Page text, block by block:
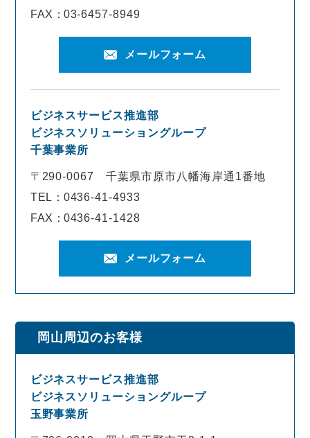
FAX：03-6457-8949
メールフォーム
ビジネスサービス推進部
ビジネスソリューショングループ
千葉事業所
〒290-0067千葉県市原市八幡海岸通1番地
TEL：0436-41-4933
FAX：0436-41-1428
メールフォーム
岡山周辺のお客様
ビジネスサービス推進部
ビジネスソリューショングループ
玉野事業所